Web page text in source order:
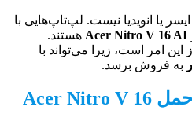
یا انویدیا نیست. لپ‌تاپ‌هایی با
Acer Nitro V 16 AI هستند.
این امر است، زیرا می‌تواند با
به فروش برسد.
عمر باتری و قابلیت حمل Acer Nitro V 16